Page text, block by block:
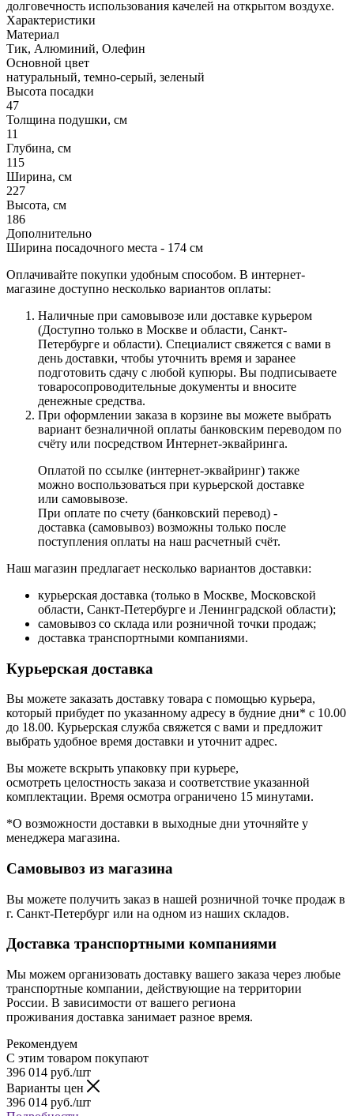
долговечность использования качелей на открытом воздухе.
Характеристики
Материал
Тик, Алюминий, Олефин
Основной цвет
натуральный, темно-серый, зеленый
Высота посадки
47
Толщина подушки, см
11
Глубина, см
115
Ширина, см
227
Высота, см
186
Дополнительно
Ширина посадочного места - 174 см
Оплачивайте покупки удобным способом. В интернет-
магазине доступно несколько вариантов оплаты:
Наличные при самовывозе или доставке курьером
(Доступно только в Москве и области, Санкт-
Петербурге и области). Специалист свяжется с вами в
день доставки, чтобы уточнить время и заранее
подготовить сдачу с любой купюры. Вы подписываете
товаросопроводительные документы и вносите
денежные средства.
При оформлении заказа в корзине вы можете выбрать
вариант безналичной оплаты банковским переводом по
счёту или посредством Интернет-эквайринга.
Оплатой по ссылке (интернет-эквайринг) также
можно воспользоваться при курьерской доставке
или самовывозе.
При оплате по счету (банковский перевод) -
доставка (самовывоз) возможны только после
поступления оплаты на наш расчетный счёт.
Наш магазин предлагает несколько вариантов доставки:
курьерская доставка (только в Москве, Московской
области, Санкт-Петербурге и Ленинградской области);
самовывоз со склада или розничной точки продаж;
доставка транспортными компаниями.
Курьерская доставка
Вы можете заказать доставку товара с помощью курьера,
который прибудет по указанному адресу в будние дни* с 10.00
до 18.00. Курьерская служба свяжется с вами и предложит
выбрать удобное время доставки и уточнит адрес.
Вы можете вскрыть упаковку при курьере,
осмотреть целостность заказа и соответствие указанной
комплектации. Время осмотра ограничено 15 минутами.
*О возможности доставки в выходные дни уточняйте у
менеджера магазина.
Самовывоз из магазина
Вы можете получить заказ в нашей розничной точке продаж в
г. Санкт-Петербург или на одном из наших складов.
Доставка транспортными компаниями
Мы можем организовать доставку вашего заказа через любые
транспортные компании, действующие на территории
России. В зависимости от вашего региона
проживания доставка занимает разное время.
Рекомендуем
С этим товаром покупают
396 014 руб./шт
Варианты цен
396 014 руб./шт